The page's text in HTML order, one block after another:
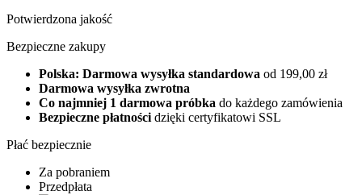
Potwierdzona jakość
Bezpieczne zakupy
Polska: Darmowa wysyłka standardowa od 199,00 zł
Darmowa wysyłka zwrotna
Co najmniej 1 darmowa próbka do każdego zamówienia
Bezpieczne płatności dzięki certyfikatowi SSL
Płać bezpiecznie
Za pobraniem
Przedpłata